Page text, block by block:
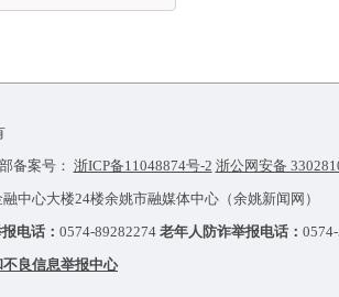
备案号： 浙ICP备11048874号-2 浙公网安备
中心大楼24楼余姚市融媒体中心（余姚新闻网）
电话： 0574-89282274 老年人防诈举报电话：
良信息举报中心